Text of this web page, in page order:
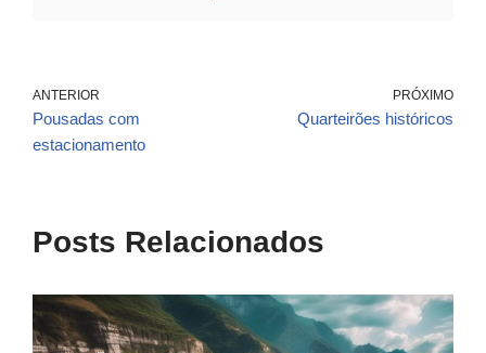
ANTERIOR
Pousadas com
estacionamento
PRÓXIMO
Quarteirões históricos
Posts Relacionados